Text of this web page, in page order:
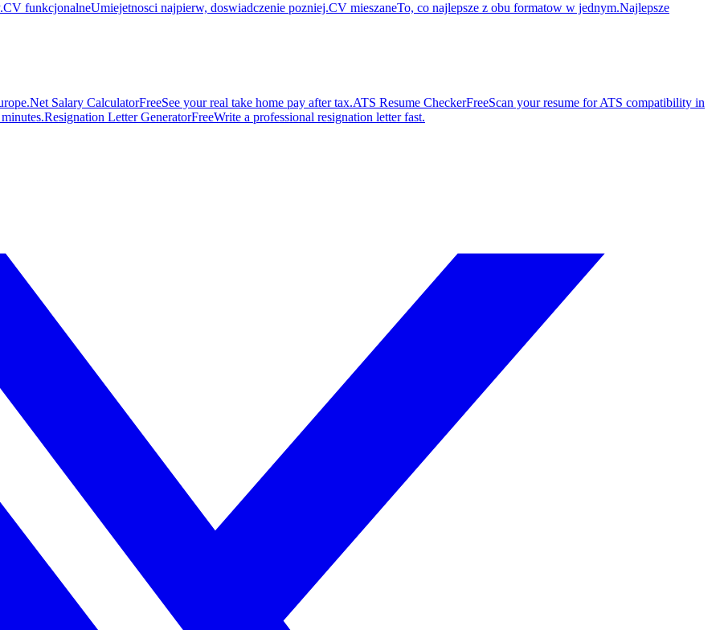
CV funkcjonalneUmiejetnosci najpierw, doswiadczenie pozniej.CV mieszaneTo, co najlepsze z obu formatow w jednym.Najlepsze
Net Salary CalculatorFreeSee your real take home pay after tax.ATS Resume CheckerFreeScan your resume for ATS compatibility in
Resignation Letter GeneratorFreeWrite a professional resignation letter fast.